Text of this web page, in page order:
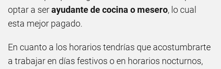
optar a serayudante de cocina o mesero, lo cual
esta mejor pagado.
En cuanto a los horarios tendrías que acostumbrarte
a trabajar en días festivos o en horarios nocturnos,